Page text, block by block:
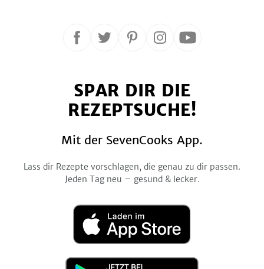
Folge
Facebook
Folge
Twitter
Folge
Pinterest
Folge
Instagram
Folge
YouTube
SPAR DIR DIE
REZEPTSUCHE!
Mit der SevenCooks App.
Lass dir Rezepte vorschlagen, die genau zu dir passen.
Jeden Tag neu – gesund & lecker.
Laden
im
App
Jetzt